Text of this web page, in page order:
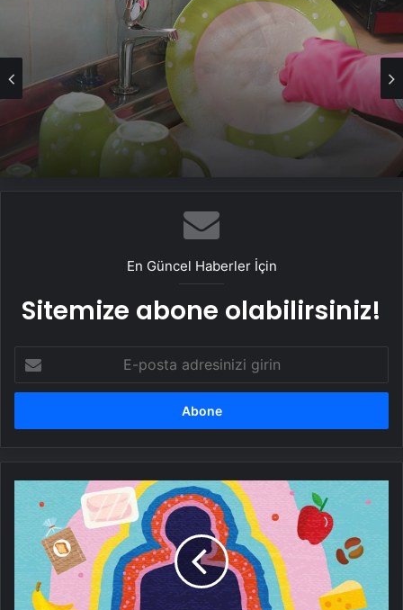
Haber
Tabaktaki, bardaktaki kokuya son!
Yıkansa da bazen çıkmıyor, 2 malzeme
yetiyor
En Güncel Haberler İçin
Sitemize abone olabilirsiniz!
posta
adresinizi
bağırsak,
kemik
sağlığına
birebir!
besini